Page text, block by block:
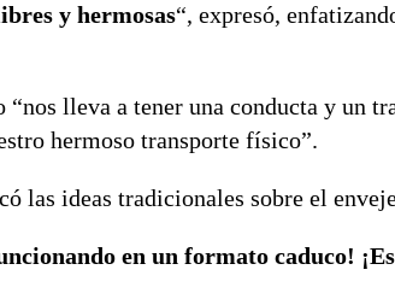
y hermosas“, expresó,
“nos lleva a tener una conducta y un
hermoso transporte físico”.
las ideas tradicionales sobre el
en un formato caduco!